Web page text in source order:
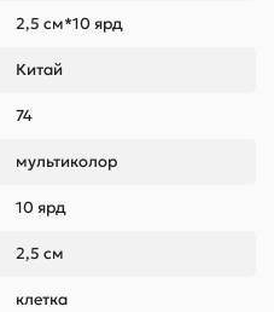
2,5 см*10 ярд
Китай
74
мультиколор
10 ярд
2,5 см
клетка